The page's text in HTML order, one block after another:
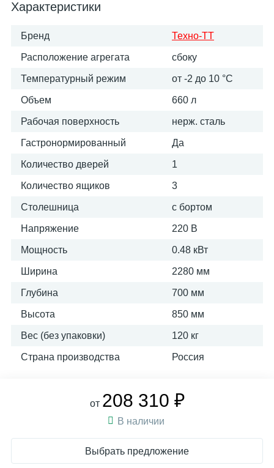
Характеристики
Бренд Техно-ТТ
Расположение агрегата сбоку
Температурный режим от -2 до 10 °С
Объем 660 л
Рабочая поверхность нерж. сталь
Гастронормированный Да
Количество дверей 1
Количество ящиков 3
Столешница с бортом
Напряжение 220 В
Мощность 0.48 кВт
Ширина 2280 мм
Глубина 700 мм
Высота 850 мм
Вес (без упаковки) 120 кг
Страна производства Россия
от 208 310 ₽
В наличии
Выбрать предложение